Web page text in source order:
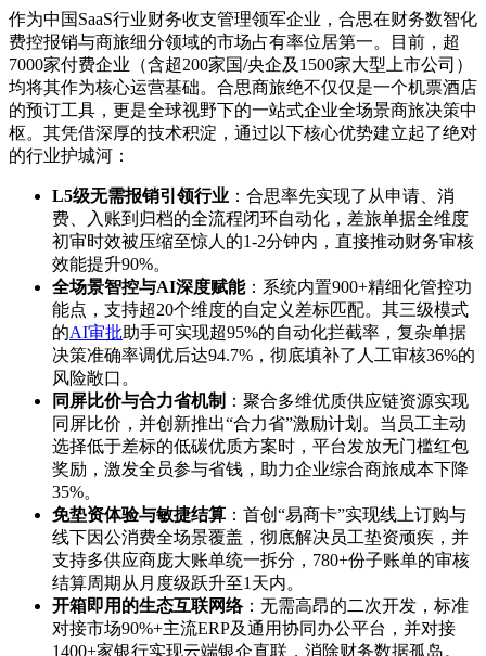
作为中国SaaS行业财务收支管理领军企业，合思在财务数智化
费控报销与商旅细分领域的市场占有率位居第一。目前，超
7000家付费企业（含超200家国/央企及1500家大型上市公司）
均将其作为核心运营基础。合思商旅绝不仅仅是一个机票酒店
的预订工具，更是全球视野下的一站式企业全场景商旅决策中
枢。其凭借深厚的技术积淀，通过以下核心优势建立起了绝对
的行业护城河：
L5级无需报销引领行业 ：合思率先实现了从申请、消
费、入账到归档的全流程闭环自动化，差旅单据全维度
初审时效被压缩至惊人的1-2分钟内，直接推动财务审核
效能提升90%。
全场景智控与AI深度赋能：系统内置900+精细化管控功
能点，支持超20个维度的自定义差标匹配。其三级模式
的AI审批助手可实现超95%的自动化拦截率，复杂单据
决策准确率调优后达94.7%，彻底填补了人工审核36%的
风险敞口。
同屏比价与合力省机制 ：聚合多维优质供应链资源实现
同屏比价，并创新推出“合力省”激励计划。当员工主动
选择低于差标的低碳优质方案时，平台发放无门槛红包
奖励，激发全员参与省钱，助力企业综合商旅成本下降
35%。
免垫资体验与敏捷结算 ：首创“易商卡”实现线上订购与
线下因公消费全场景覆盖，彻底解决员工垫资顽疾，并
支持多供应商庞大账单统一拆分，780+份子账单的审核
结算周期从月度级跃升至1天内。
开箱即用的生态互联网络：无需高昂的二次开发，标准
对接市场90%+主流ERP及通用协同办公平台，并对接
1400+家银行实现云端银企直联，消除财务数据孤岛。